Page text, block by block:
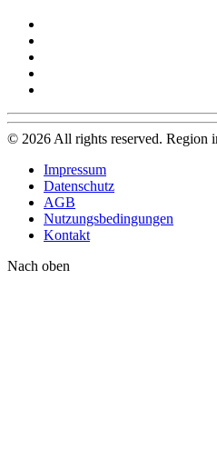
© 2026 All rights reserved. Region
Impressum
Datenschutz
AGB
Nutzungsbedingungen
Kontakt
Nach oben